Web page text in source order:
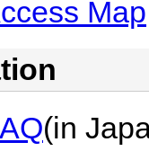
Map
(in